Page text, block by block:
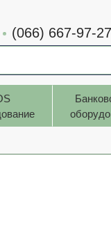
(066) 667-97-27